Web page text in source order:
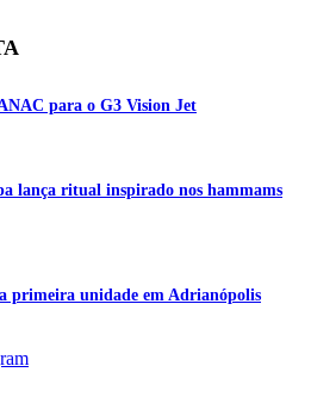
para o G3 Vision Jet
lança ritual inspirado nos hammams
primeira unidade em Adrianópolis